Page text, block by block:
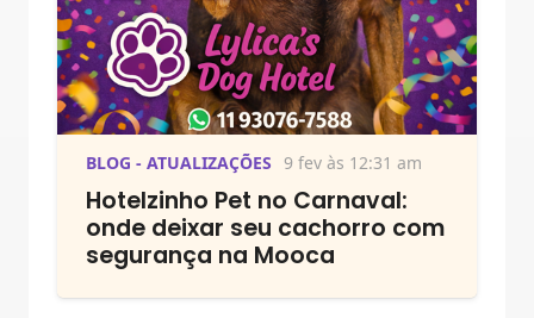
BLOG - ATUALIZAÇÕES 9 fev às 12:31 am
Hotelzinho Pet no Carnaval:
onde deixar seu cachorro com
segurança na Mooca